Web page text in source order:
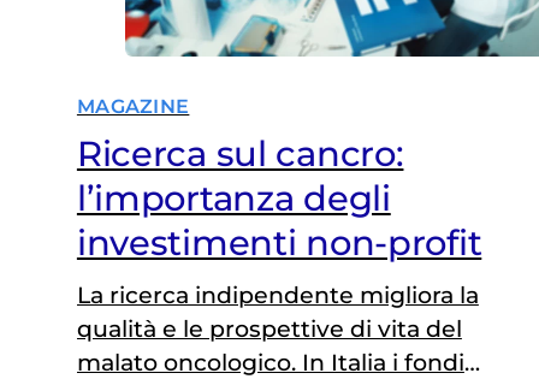
MAGAZINE
Ricerca sul cancro:
l’importanza degli
investimenti non-profit
La ricerca indipendente migliora la
qualità e le prospettive di vita del
malato oncologico. In Italia i fondi